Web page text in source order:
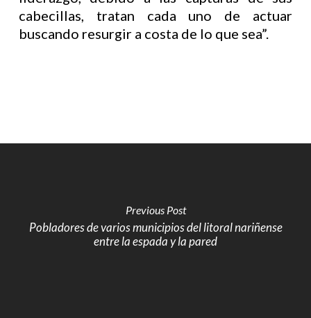
cabecillas, tratan cada uno de actuar
buscando resurgir a costa de lo que sea”.
Previous Post
Pobladores de varios municipios del litoral nariñense
entre la espada y la pared